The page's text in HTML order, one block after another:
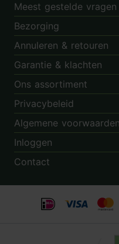
Meest gestelde vragen
Bezorging
Annuleren & retouren
Garantie & klachten
Ons assortiment
Privacybeleid
Algemene voorwaarden
Inloggen
Contact